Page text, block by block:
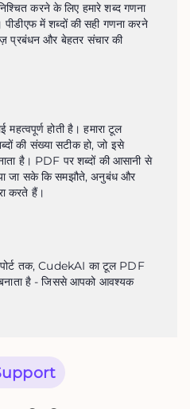
करने के लिए हमारे शब्द गणना
में शब्दों की सही गणना करने
प्रबंधन और बेहतर संचार की
होती है। हमारा टूल
की संख्या सटीक हो, जो इसे
है। PDF पर शब्दों की आसानी से
जा सके कि समझौते, अनुबंध और
करते हैं।
तक, CudekAI का टूल PDF
है - जिससे आपको आवश्यक